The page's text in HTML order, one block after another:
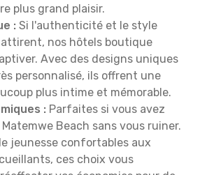
plus grand plaisir.
: Si l'authenticité et le style
nos hôtels boutique
Avec des designs uniques
personnalisé, ils offrent une
plus intime et mémorable.
: Parfaites si vous avez
Beach sans vous ruiner.
jeunesse confortables aux
ces choix vous